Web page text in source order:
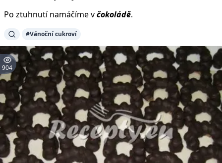
Po ztuhnutí namáčíme včokoládě.
#Vánoční cukroví
904